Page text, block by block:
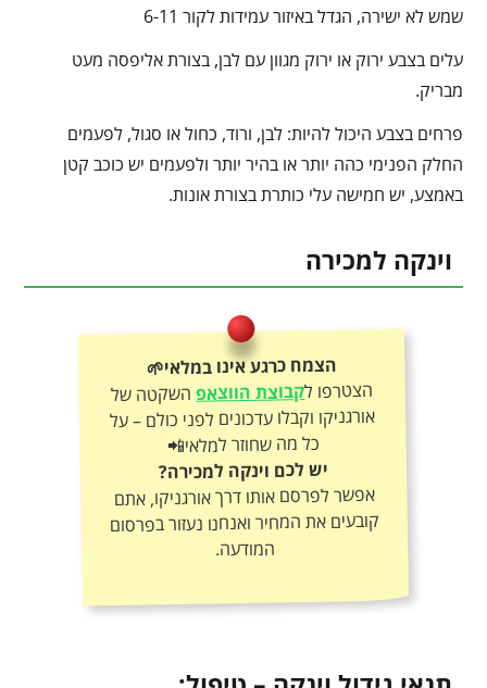
שמש לא ישירה, הגדל באיזור עמידות לקור 6-11
עלים בצבע ירוק או ירוק מגוון עם לבן, בצורת אליפסה מעט
מבריק.
פרחים בצבע היכול להיות: לבן, ורוד, כחול או סגול, לפעמים
החלק הפנימי כהה יותר או בהיר יותר ולפעמים יש כוכב קטן
באמצע, יש חמישה עלי כותרת בצורת אונות.
וינקה למכירה
הצמח כרגע אינו במלאי🌱
הצטרפו לקבוצת הווצאפהשקטה של
אורגניקו וקבלו עדכונים לפני כולם – על
כל מה שחוזר למלאי📲
יש לכם וינקה למכירה?
אפשר לפרסם אותו דרך אורגניקו, אתם
קובעים את המחיר ואנחנו נעזור בפרסום
המודעה.